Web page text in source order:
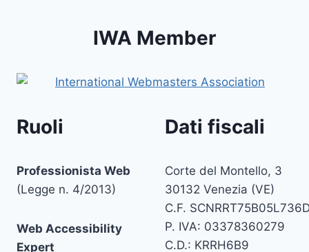
IWA Member
Ruoli
Professionista Web
(Legge n. 4/2013)
Web Accessibility
Expert
Dati fiscali
Corte del Montello, 3
30132 Venezia (VE)
C.F.
P. IVA: 03378360279
C.D.: KRRH6B9